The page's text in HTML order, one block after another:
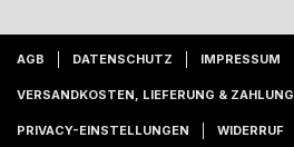
AGB DATENSCHUTZ IMPRESSUM
VERSANDKOSTEN, LIEFERUNG & ZAHLUNG
PRIVACY-EINSTELLUNGEN WIDERRUF